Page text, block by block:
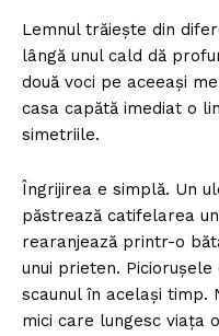
Lemnul trăiește din
lângă unul cald dă
două voci pe aceeași
casa capătă imediat o
simetriile.
Îngrijirea e simplă. Un
păstrează catifelarea
rearanjează printr-o
unui prieten.
scaunul în același timp.
mici care lungesc viața